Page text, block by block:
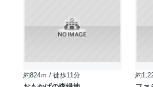
約824ｍ / 徒歩11分 約